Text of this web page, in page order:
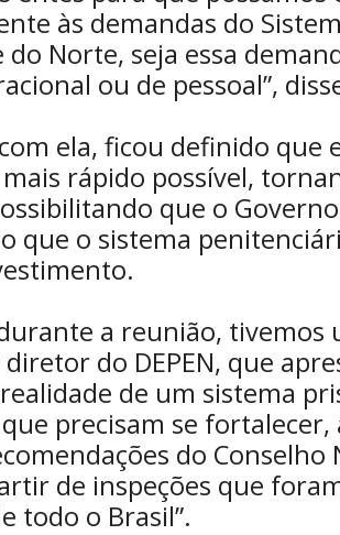
às demandas do
do Norte, seja essa
ou de pessoal”,
ela, ficou definido que
rápido possível,
que o
que o sistema
a reunião, tivemos
do DEPEN, que
de um sistema
precisam se
do Conselho
de inspeções que
todo o Brasil”.